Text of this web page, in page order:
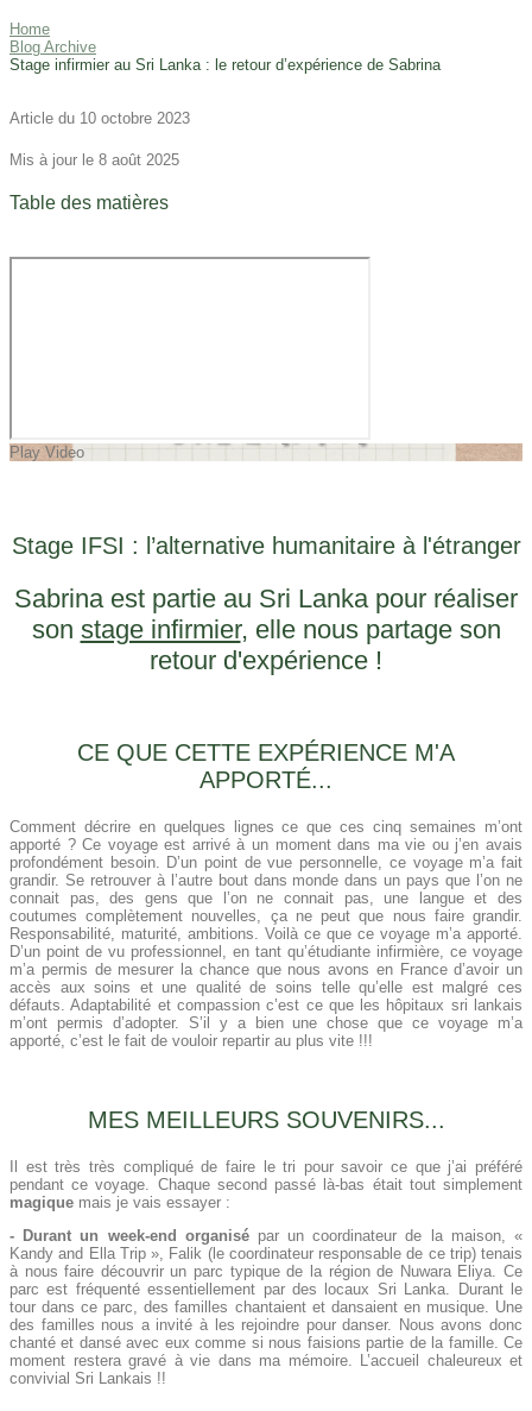
Home
Blog Archive
Stage infirmier au Sri Lanka : le retour d’expérience de Sabrina
Article du 10 octobre 2023
Mis à jour le 8 août 2025
Table des matières
Play Video
Stage IFSI : l’alternative humanitaire à l'étranger
Sabrina est partie au Sri Lanka pour réaliser
son stage infirmier, elle nous partage son
retour d'expérience !
CE QUE CETTE EXPÉRIENCE M'A
APPORTÉ...
Comment décrire en quelques lignes ce que ces cinq semaines m’ont
apporté ? Ce voyage est arrivé à un moment dans ma vie ou j’en avais
profondément besoin. D’un point de vue personnelle, ce voyage m’a fait
grandir. Se retrouver à l’autre bout dans monde dans un pays que l’on ne
connait pas, des gens que l’on ne connait pas, une langue et des
coutumes complètement nouvelles, ça ne peut que nous faire grandir.
Responsabilité, maturité, ambitions. Voilà ce que ce voyage m’a apporté.
D’un point de vu professionnel, en tant qu’étudiante infirmière, ce voyage
m’a permis de mesurer la chance que nous avons en France d’avoir un
accès aux soins et une qualité de soins telle qu’elle est malgré ces
défauts. Adaptabilité et compassion c’est ce que les hôpitaux sri lankais
m’ont permis d’adopter. S’il y a bien une chose que ce voyage m’a
apporté, c’est le fait de vouloir repartir au plus vite !!!
MES MEILLEURS SOUVENIRS...
Il est très très compliqué de faire le tri pour savoir ce que j’ai préféré
pendant ce voyage. Chaque second passé là-bas était tout simplement
magique mais je vais essayer :
- Durant un week-end organisépar un coordinateur de la maison, «
Kandy and Ella Trip », Falik (le coordinateur responsable de ce trip) tenais
à nous faire découvrir un parc typique de la région de Nuwara Eliya. Ce
parc est fréquenté essentiellement par des locaux Sri Lanka. Durant le
tour dans ce parc, des familles chantaient et dansaient en musique. Une
des familles nous a invité à les rejoindre pour danser. Nous avons donc
chanté et dansé avec eux comme si nous faisions partie de la famille. Ce
moment restera gravé à vie dans ma mémoire. L’accueil chaleureux et
convivial Sri Lankais !!